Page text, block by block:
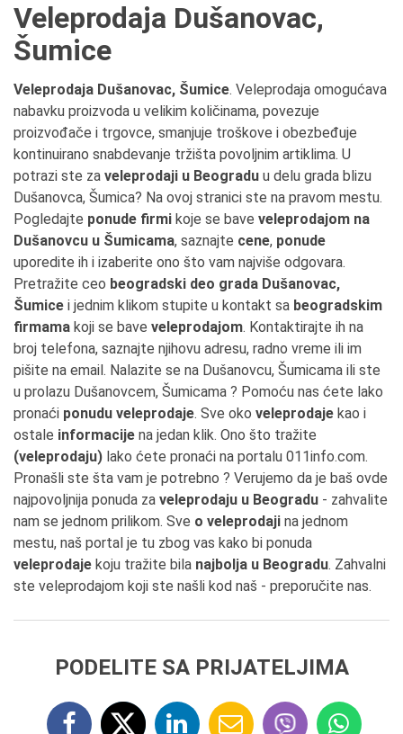
Veleprodaja Dušanovac,
Šumice
Veleprodaja Dušanovac, Šumice. Veleprodaja omogućava
nabavku proizvoda u velikim količinama, povezuje
proizvođače i trgovce, smanjuje troškove i obezbeđuje
kontinuirano snabdevanje tržišta povoljnim artiklima. U
potrazi ste za veleprodaji u Beogradu u delu grada blizu
Dušanovca, Šumica? Na ovoj stranici ste na pravom mestu.
Pogledajte ponude firmi koje se bave veleprodajom na
Dušanovcu u Šumicama, saznajte cene, ponude
uporedite ih i izaberite ono što vam najviše odgovara.
Pretražite ceo beogradski deo grada Dušanovac,
Šumice i jednim klikom stupite u kontakt sa beogradskim
firmama koji se bave veleprodajom. Kontaktirajte ih na
broj telefona, saznajte njihovu adresu, radno vreme ili im
pišite na email. Nalazite se na Dušanovcu, Šumicama ili ste
u prolazu Dušanovcem, Šumicama ? Pomoću nas ćete lako
pronaći ponudu veleprodaje. Sve oko veleprodaje kao i
ostale informacije na jedan klik. Ono što tražite
(veleprodaju) lako ćete pronaći na portalu 011info.com.
Pronašli ste šta vam je potrebno ? Verujemo da je baš ovde
najpovoljnija ponuda za veleprodaju u Beogradu - zahvalite
nam se jednom prilikom. Sve o veleprodaji na jednom
mestu, naš portal je tu zbog vas kako bi ponuda
veleprodaje koju tražite bila najbolja u Beogradu. Zahvalni
ste veleprodajom koji ste našli kod naš - preporučite nas.
PODELITE SA PRIJATELJIMA